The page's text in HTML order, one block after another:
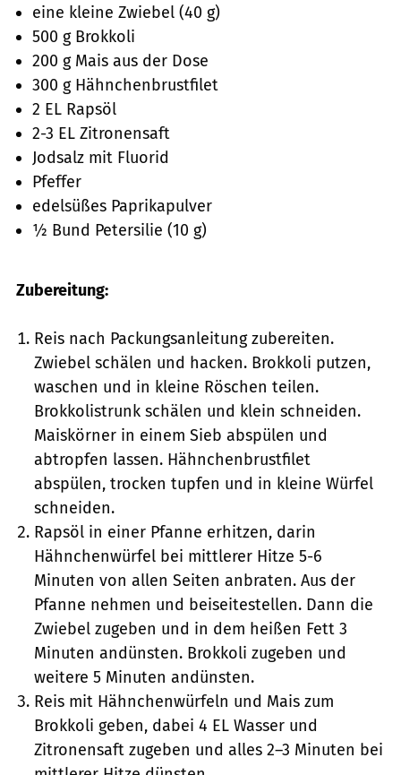
eine kleine Zwiebel (40 g)
500 g Brokkoli
200 g Mais aus der Dose
300 g Hähnchenbrustfilet
2 EL Rapsöl
2-3 EL Zitronensaft
Jodsalz mit Fluorid
Pfeffer
edelsüßes Paprikapulver
½ Bund Petersilie (10 g)
Zubereitung:
Reis nach Packungsanleitung zubereiten.
Zwiebel schälen und hacken. Brokkoli putzen,
waschen und in kleine Röschen teilen.
Brokkolistrunk schälen und klein schneiden.
Maiskörner in einem Sieb abspülen und
abtropfen lassen. Hähnchenbrustfilet
abspülen, trocken tupfen und in kleine Würfel
schneiden.
Rapsöl in einer Pfanne erhitzen, darin
Hähnchenwürfel bei mittlerer Hitze 5-6
Minuten von allen Seiten anbraten. Aus der
Pfanne nehmen und beiseitestellen. Dann die
Zwiebel zugeben und in dem heißen Fett 3
Minuten andünsten. Brokkoli zugeben und
weitere 5 Minuten andünsten.
Reis mit Hähnchenwürfeln und Mais zum
Brokkoli geben, dabei 4 EL Wasser und
Zitronensaft zugeben und alles 2–3 Minuten bei